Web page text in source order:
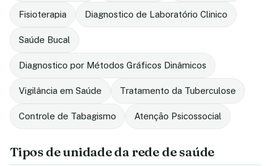
Fisioterapia Diagnostico de Laboratório Clinico
Saúde Bucal
Diagnostico por Métodos Gráficos Dinâmicos
Vigilância em Saúde Tratamento da Tuberculose
Controle de Tabagismo Atenção Psicossocial
Tipos de unidade da rede de saúde